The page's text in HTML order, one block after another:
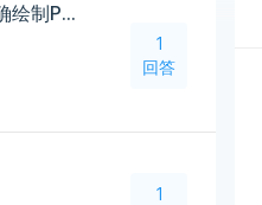
PropertyDrawer中使用EditorGUI.PropertyField方法不能正确绘制Property
1
回答
1